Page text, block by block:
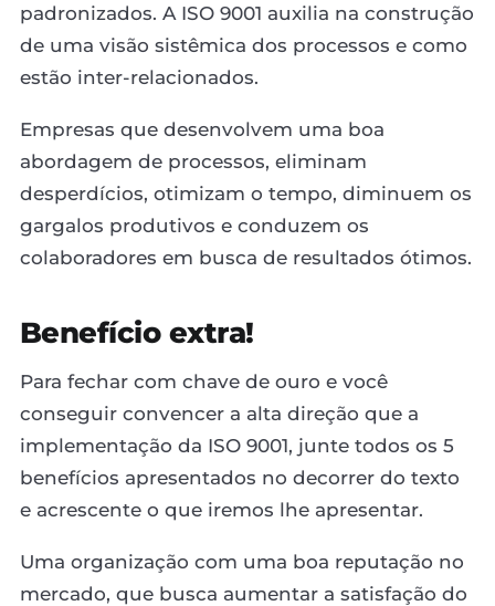
padronizados. A ISO 9001 auxilia na construção
de uma visão sistêmica dos processos e como
estão inter-relacionados.
Empresas que desenvolvem uma boa
abordagem de processos, eliminam
desperdícios, otimizam o tempo, diminuem os
gargalos produtivos e conduzem os
colaboradores em busca de resultados ótimos.
Benefício extra!
Para fechar com chave de ouro e você
conseguir convencer a alta direção que a
implementação da ISO 9001, junte todos os 5
benefícios apresentados no decorrer do texto
e acrescente o que iremos lhe apresentar.
Uma organização com uma boa reputação no
mercado, que busca aumentar a satisfação do